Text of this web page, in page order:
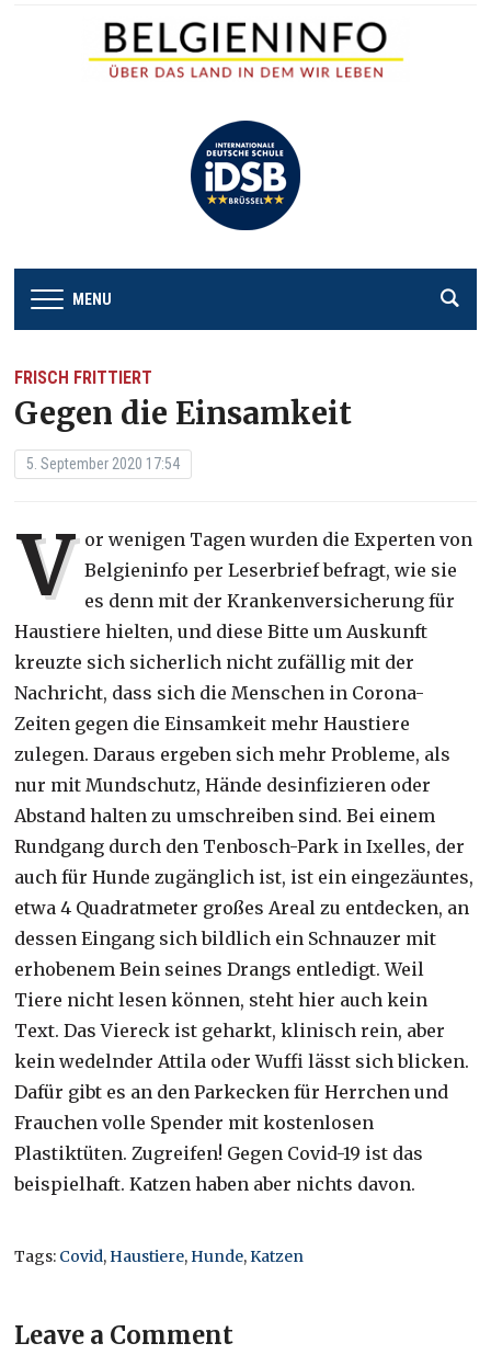
MENU
FRISCH FRITTIERT
Gegen die Einsamkeit
5. September 2020 17:54
V or wenigen Tagen wurden die Experten von
Belgieninfo per Leserbrief befragt, wie sie
es denn mit der Krankenversicherung für
Haustiere hielten, und diese Bitte um Auskunft
kreuzte sich sicherlich nicht zufällig mit der
Nachricht, dass sich die Menschen in Corona-
Zeiten gegen die Einsamkeit mehr Haustiere
zulegen. Daraus ergeben sich mehr Probleme, als
nur mit Mundschutz, Hände desinfizieren oder
Abstand halten zu umschreiben sind. Bei einem
Rundgang durch den Tenbosch-Park in Ixelles, der
auch für Hunde zugänglich ist, ist ein eingezäuntes,
etwa 4 Quadratmeter großes Areal zu entdecken, an
dessen Eingang sich bildlich ein Schnauzer mit
erhobenem Bein seines Drangs entledigt. Weil
Tiere nicht lesen können, steht hier auch kein
Text. Das Viereck ist geharkt, klinisch rein, aber
kein wedelnder Attila oder Wuffi lässt sich blicken.
Dafür gibt es an den Parkecken für Herrchen und
Frauchen volle Spender mit kostenlosen
Plastiktüten. Zugreifen! Gegen Covid-19 ist das
beispielhaft. Katzen haben aber nichts davon.
Tags: Covid, Haustiere, Hunde,Katzen
Leave a Comment